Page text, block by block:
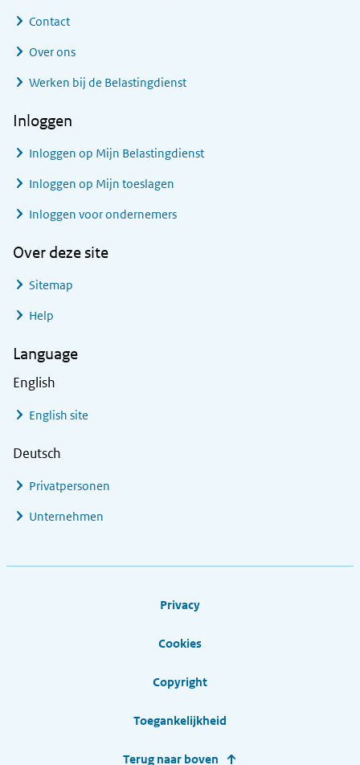
Contact
Over ons
Werken bij de Belastingdienst
Inloggen
Inloggen op Mijn Belastingdienst
Inloggen op Mijn toeslagen
Inloggen voor ondernemers
Over deze site
Sitemap
Help
Language
English
English site
Deutsch
Privatpersonen
Unternehmen
Privacy
Cookies
Copyright
Toegankelijkheid
Terug naar boven